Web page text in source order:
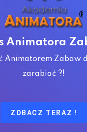
Animatora
Animatorem Zabaw
zarabiać ?!
ZOBACZ TERAZ !